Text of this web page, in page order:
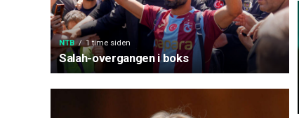
NTB 1 time siden
Salah-overgangen i boks